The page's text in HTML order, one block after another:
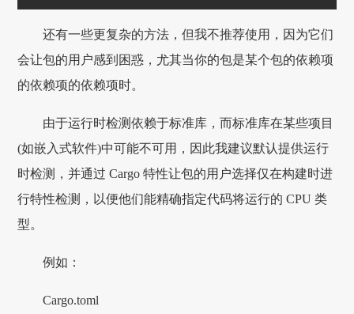
还有一些更复杂的方法，但我不推荐使用，因为它们
会让包的用户感到困惑，尤其当你的包是某个包的依赖项
的依赖项的依赖项时。
由于运行时检测依赖于标准库，而标准库在某些项目
(如嵌入式软件)中可能不可用，因此我建议默认提供运行
时检测，并通过 Cargo 特性让包的用户选择仅在构建时进
行特性检测，以便他们能精确指定代码将运行的 CPU 类
型。
例如：
Cargo.toml